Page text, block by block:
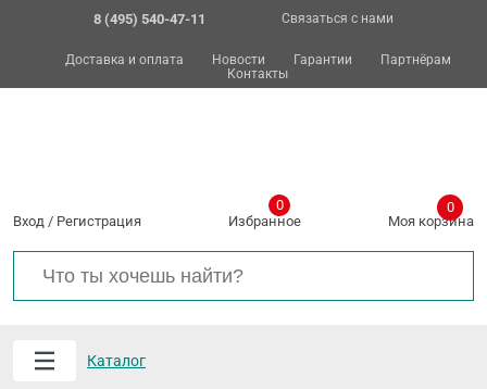
8 (495) 540-47-11 Связаться с нами
Доставка и оплата Новости Гарантии
Партнёрам
Контакты
Вход / Регистрация Избранное
0
Моя корзина
0
Каталог